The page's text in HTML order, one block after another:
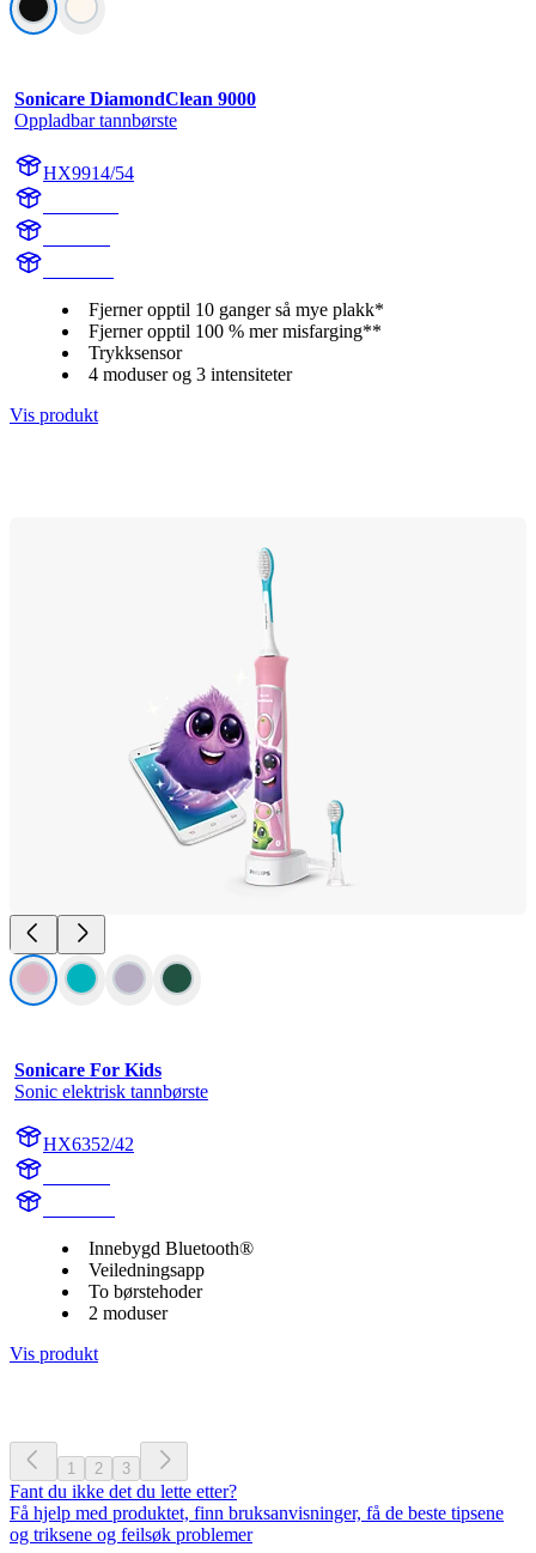
Sonicare DiamondClean 9000
Oppladbar tannbørste
HX9914/54
Fjerner opptil 10 ganger så mye plakk*
Fjerner opptil 100 % mer misfarging**
Trykksensor
4 moduser og 3 intensiteter
Vis produkt
Sonicare For Kids
Sonic elektrisk tannbørste
HX6352/42
Innebygd Bluetooth®
Veiledningsapp
To børstehoder
2 moduser
Vis produkt
1 2 3
Fant du ikke det du lette etter?
Få hjelp med produktet, finn bruksanvisninger, få de beste tipsene
og triksene og feilsøk problemer